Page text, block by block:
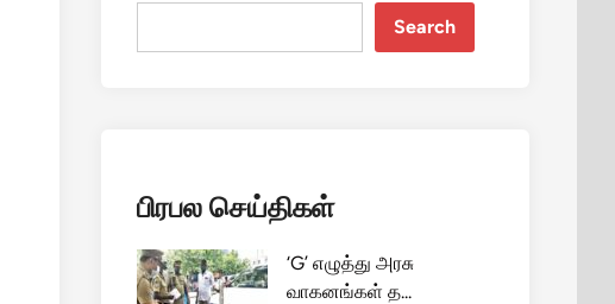
Search
பிரபல செய்திகள்
‘G’ எழுத்து அரசு
வாகனங்கள் த...